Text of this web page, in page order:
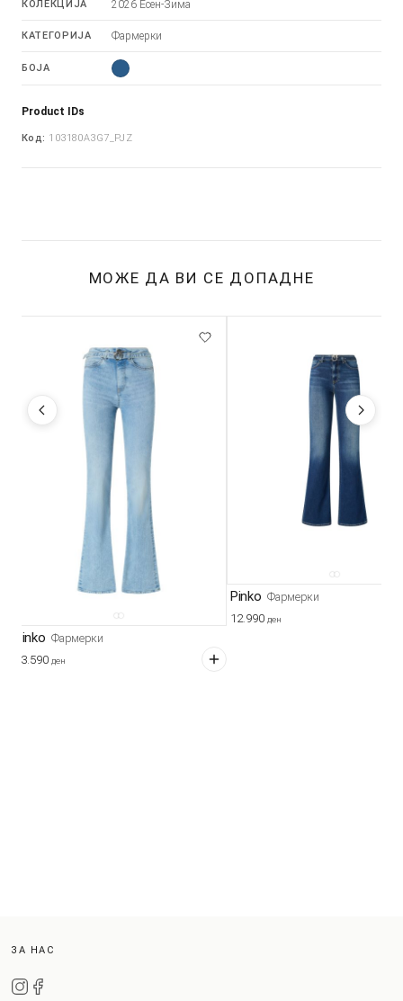
КОЛЕКЦИЈА 2026 Есен-Зима
КАТЕГОРИЈА Фармерки
БОЈА
Product IDs
Код: 103180A3G7_PJZ
МОЖЕ ДА ВИ СЕ ДОПАДНЕ
Pinko Фармерки
13.590 ден
Pinko Фармерки
12.990 ден
ЗА НАС